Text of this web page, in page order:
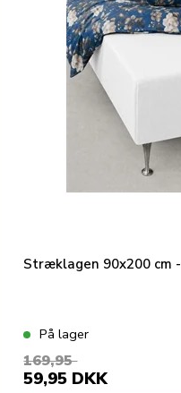
Stræklagen 90x200 cm
På lager
169,95
59,95 DKK